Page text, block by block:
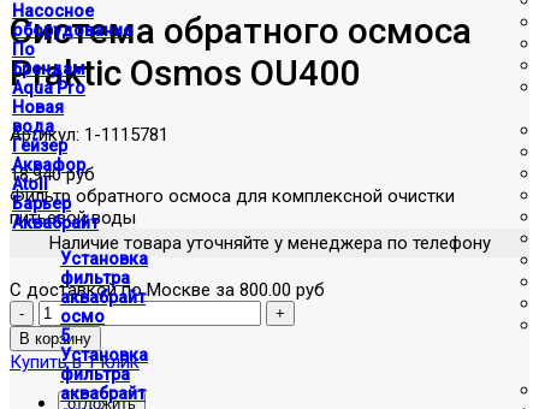
Насосное
оборудование
По
брендам
Aqua Pro
Новая
вода
Гейзер
Аквафор
Atoll
Барьер
Аквабрайт
Установка
фильтра
аквабрайт
осмо
5
Установка
фильтра
аквабрайт
Система обратного осмоса
Praktic Osmos OU400
Артикул: 1-1115781
18,940 руб
Фильтр обратного осмоса для комплексной очистки
питьевой воды
Наличие товара уточняйте у менеджера по телефону
С доставкой по Москве за 800.00 руб
Купить в 1 клик
отложить